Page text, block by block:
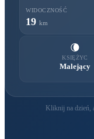
WIDOCZNOŚĆ
19 km
🌘
KSIĘŻYC
Malejący
Kliknij na dzień,